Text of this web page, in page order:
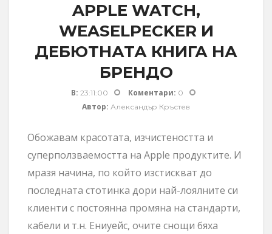
APPLE WATCH,
WEASELPECKER И
ДЕБЮТНАТА КНИГА НА
БРЕНДО
В: 23:11:00 Коментари: 0
Автор: Александър Кръстев
Обожавам красотата, изчистеността и
суперползваемостта на Apple продуктите. И
мразя начина, по който изстискват до
последната стотинка дори най-лоялните си
клиенти с постоянна промяна на стандарти,
кабели и т.н. Ениуейс, очите снощи бяха